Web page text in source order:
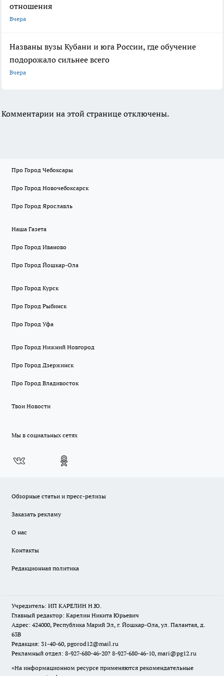
отношения
Вчера
Названы вузы Кубани и юга России, где обучение
подорожало сильнее всего
Вчера
Комментарии на этой странице отключены.
Про Город Чебоксары
Про Город Новочебоксарск
Про Город Ярославль
Наша Газета
Про Город Иваново
Про Город Йошкар-Ола
Про Город Курск
Про Город Рыбинск
Про Город Уфа
Про Город Нижний Новгород
Про Город Дзержинск
Про Город Владивосток
Твои Новости
Мы в социальных сетях
Обзорные статьи и пресс-релизы
Заказать рекламу
О нас
Контакты
Редакционная политика
Учредитель: ИП КАРЕЛИН Н.Ю.
Главный редактор: Карелин Никита Юрьевич
Адрес: 424000, Республика Марий Эл, г. Йошкар-Ола, ул. Палантая, д.
63В
Редакция: 31-40-60, pgorod12@mail.ru
Рекламный отдел: 8-927-680-46-20? 8-927-680-46-10, mari@pg12.ru
«На информационном ресурсе применяются рекомендательные